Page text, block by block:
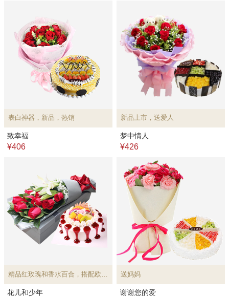
表白神器，新品，热销
致幸福
¥406
新品上市，送爱人
梦中情人
¥426
花儿和少年
送妈妈
谢谢您的爱